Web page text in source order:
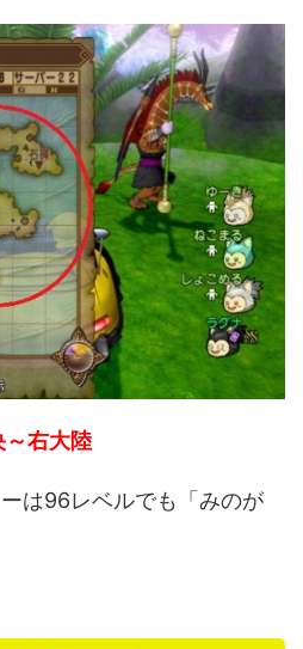
～右大陸
は96レベルでも「みのが